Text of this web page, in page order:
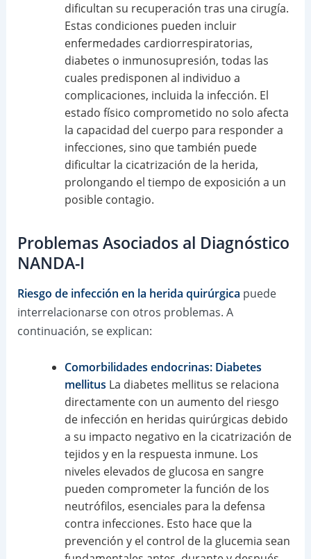
dificultan su recuperación tras una cirugía.
Estas condiciones pueden incluir
enfermedades cardiorrespiratorias,
diabetes o inmunosupresión, todas las
cuales predisponen al individuo a
complicaciones, incluida la infección. El
estado físico comprometido no solo afecta
la capacidad del cuerpo para responder a
infecciones, sino que también puede
dificultar la cicatrización de la herida,
prolongando el tiempo de exposición a un
posible contagio.
Problemas Asociados al Diagnóstico
NANDA-I
Riesgo de infección en la herida quirúrgica puede
interrelacionarse con otros problemas. A
continuación, se explican:
Comorbilidades endocrinas: Diabetes
mellitus La diabetes mellitus se relaciona
directamente con un aumento del riesgo
de infección en heridas quirúrgicas debido
a su impacto negativo en la cicatrización de
tejidos y en la respuesta inmune. Los
niveles elevados de glucosa en sangre
pueden comprometer la función de los
neutrófilos, esenciales para la defensa
contra infecciones. Esto hace que la
prevención y el control de la glucemia sean